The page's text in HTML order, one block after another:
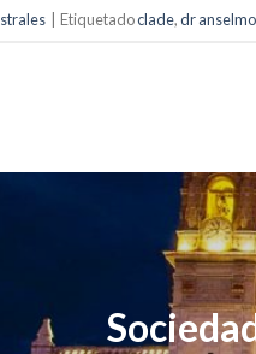
Etiquetadoclade,dr anselmo